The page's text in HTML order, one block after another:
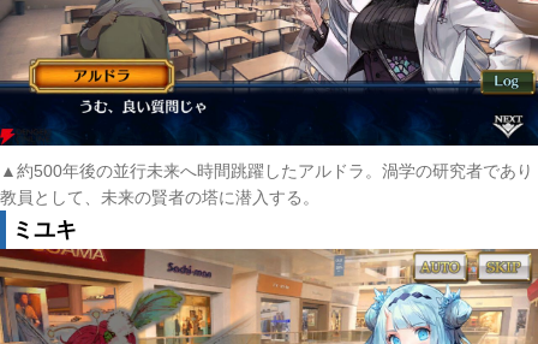
▲約500年後の並行未来へ時間跳躍したアルドラ。渦学の研究者であり
教員として、未来の賢者の塔に潜入する。
ミユキ